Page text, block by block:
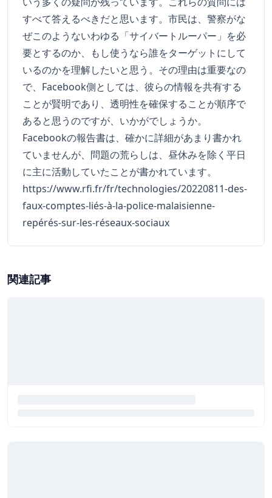
すべて答えるべきだと思います。市民は、警察がな
ぜこのようないわゆる「サイバートルーパー」を必
要とするのか、もし使うなら誰をターゲットにして
いるのかを理解したいと思う。その理由は重要なの
で、Facebook側としては、彼らの情報を共有する
ことが賢明であり、透明性を確保することが順序で
あると思うのですが、いかがでしょうか。
Facebookの報告書は、確かに詳細があまり書かれ
ていませんが、問題の荒らしは、昼休みを除く平日
に主に活動していたことが書かれています。
https://www.rfi.fr/fr/technologies/20220811-des-
faux-comptes-liés-à-la-police-malaisienne-
repérés-sur-les-réseaux-sociaux
関連記事